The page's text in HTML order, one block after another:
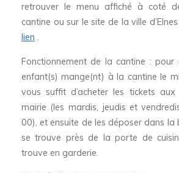
retrouver le menu affiché à coté
cantine ou sur le site de la ville
lien .
Fonctionnement de la cantine :
enfant(s) mange(nt) à la cantine le
vous suffit d’acheter les tickets
mairie (les mardis, jeudis et
00), et ensuite de les déposer dans la
se trouve près de la porte de
trouve en garderie.